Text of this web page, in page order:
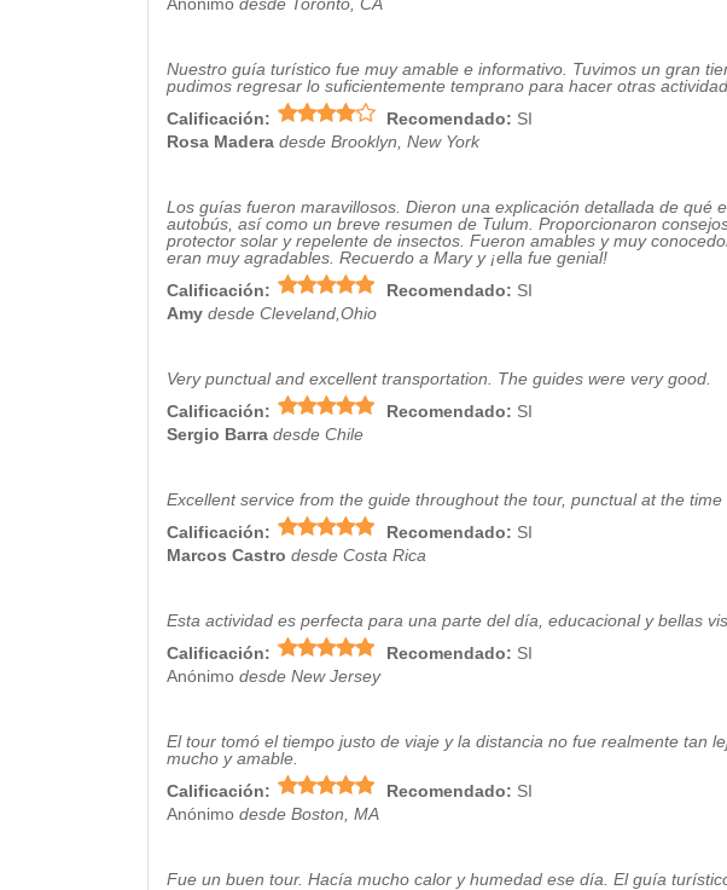
Nuestro guía turístico fue muy amable e informativo. Tuvimos un gran
pudimos regresar lo suficientemente temprano para hacer otras
Calificación:
Recomendado: SI
Rosa Madera desde Brooklyn, New York
Los guías fueron maravillosos. Dieron una explicación detallada de qué
autobús, así como un breve resumen de Tulum. Proporcionaron
protector solar y repelente de insectos. Fueron amables y muy
eran muy agradables. Recuerdo a Mary y ¡ella fue genial!
Calificación:
Recomendado: SI
Amy desde Cleveland,Ohio
Very punctual and excellent transportation. The guides were very good.
Calificación:
Recomendado: SI
Sergio Barra desde Chile
Excellent service from the guide throughout the tour, punctual at the
Calificación:
Recomendado: SI
Marcos Castro desde Costa Rica
Esta actividad es perfecta para una parte del día, educacional y bellas
Calificación:
Recomendado: SI
Anónimo desde New Jersey
El tour tomó el tiempo justo de viaje y la distancia no fue realmente tan
mucho y amable.
Calificación:
Recomendado: SI
Anónimo desde Boston, MA
Fue un buen tour. Hacía mucho calor y humedad ese día. El guía